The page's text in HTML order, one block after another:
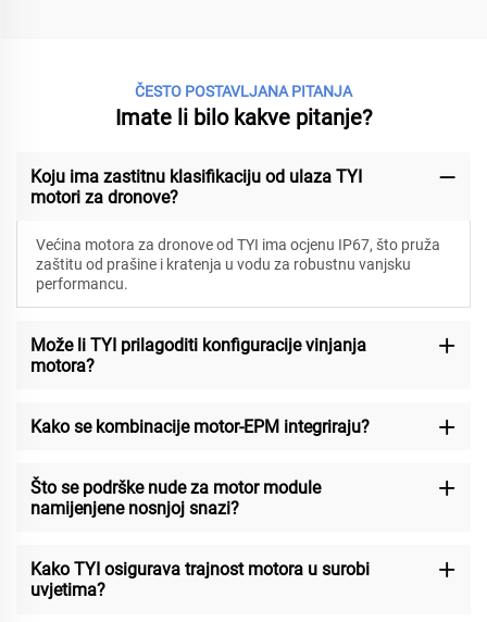
ČESTO POSTAVLJANA PITANJA
Imate li bilo kakve pitanje?
Koju ima zastitnu klasifikaciju od ulaza TYI
motori za dronove?
Većina motora za dronove od TYI ima ocjenu IP67, što pruža
zaštitu od prašine i kratenja u vodu za robustnu vanjsku
performancu.
Može li TYI prilagoditi konfiguracije vinjanja
motora?
Kako se kombinacije motor-EPM integriraju?
Što se podrške nude za motor module
namijenjene nosnjoj snazi?
Kako TYI osigurava trajnost motora u surobi
uvjetima?